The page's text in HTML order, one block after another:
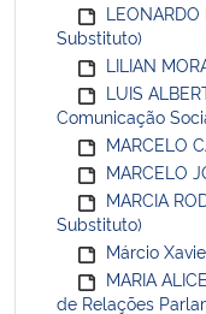
Substituto)
LILIAN
LUIS
Comunicação
MARCELO
MARCELO
MARCIA
Substituto)
Márcio
MARIA
de Relações